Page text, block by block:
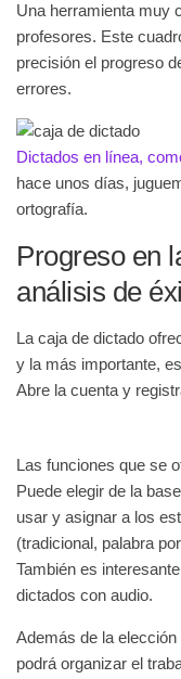
Una herramienta muy
profesores. Este
precisión el progreso
errores.
Dictados en línea,
hace unos días,
ortografía.
Progreso en
análisis de
La caja de dictado
y la más importante,
Abre la cuenta y
Las funciones que se
Puede elegir de la
usar y asignar a los
(tradicional, palabra
También es
dictados con audio.
Además de la
podrá organizar el